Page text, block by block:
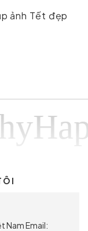
ảnh Tết đẹp
Nam Email: